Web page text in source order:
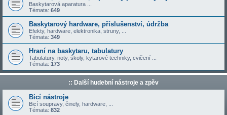
Baskytarová aparatura ...
Témata: 649
Baskytarový hardware, příslušenství, údržba
Efekty, hardware, elektronika, struny, ...
Témata: 349
Hraní na baskytaru, tabulatury
Tabulatury, noty, školy, kytarové techniky, cvičení ...
Témata: 173
:: Další hudební nástroje a zpěv
Bicí nástroje
Bicí soupravy, činely, hardware, ...
Témata: 832